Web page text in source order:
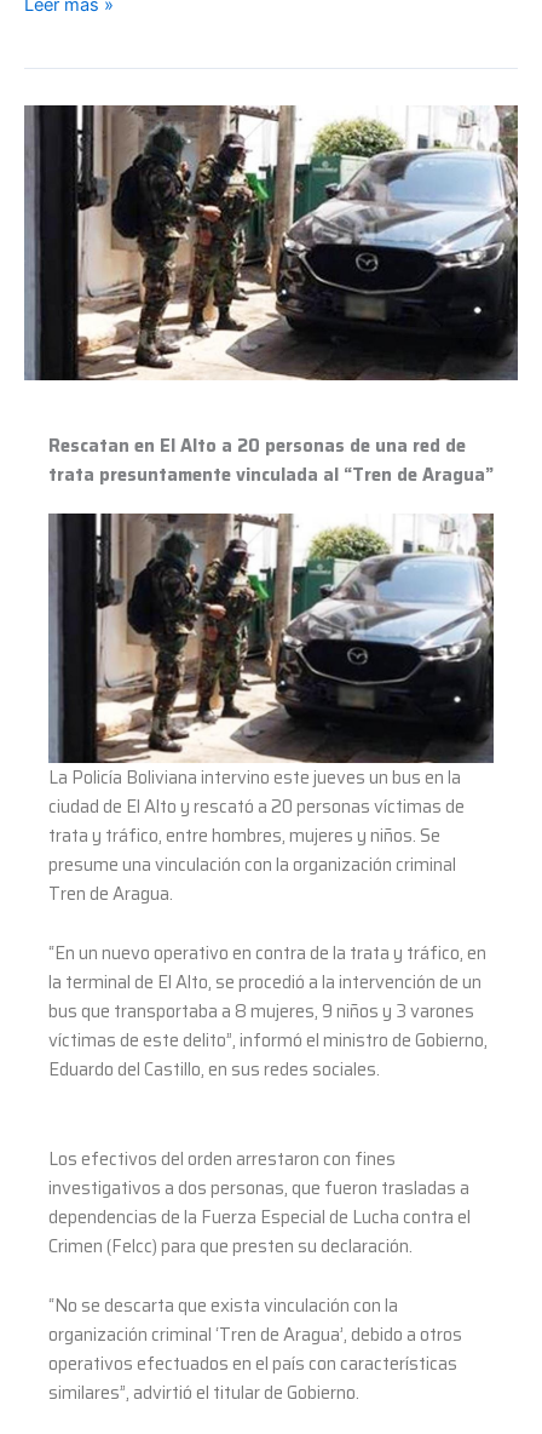
Rescatan en El Alto a 20 personas de una red de
trata presuntamente vinculada al “Tren de Aragua”
La Policía Boliviana intervino este jueves un bus en la
ciudad de El Alto y rescató a 20 personas víctimas de
trata y tráfico, entre hombres, mujeres y niños. Se
presume una vinculación con la organización criminal
Tren de Aragua.
“En un nuevo operativo en contra de la trata y tráfico, en
la terminal de El Alto, se procedió a la intervención de un
bus que transportaba a 8 mujeres, 9 niños y 3 varones
víctimas de este delito”, informó el ministro de Gobierno,
Eduardo del Castillo, en sus redes sociales.
Los efectivos del orden arrestaron con fines
investigativos a dos personas, que fueron trasladas a
dependencias de la Fuerza Especial de Lucha contra el
Crimen (Felcc) para que presten su declaración.
“No se descarta que exista vinculación con la
organización criminal ‘Tren de Aragua’, debido a otros
operativos efectuados en el país con características
similares”, advirtió el titular de Gobierno.
en
personas
red
trata
presuntamente
“Tren